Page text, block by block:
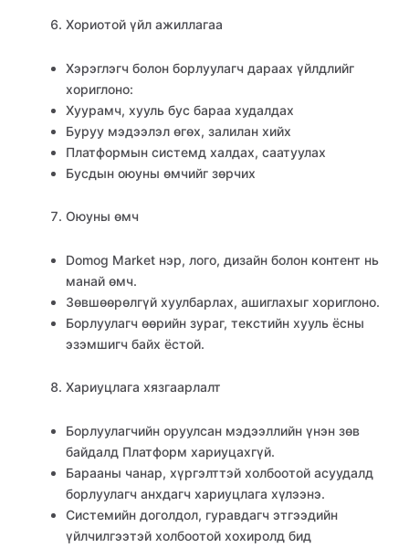
Хориотой үйл ажиллагаа
Хэрэглэгч болон борлуулагч дараах үйлдлийг
хориглоно:
Хуурамч, хууль бус бараа худалдах
Буруу мэдээлэл өгөх, залилан хийх
Платформын системд халдах, саатуулах
Бусдын оюуны өмчийг зөрчих
Оюуны өмч
Domog Market нэр, лого, дизайн болон контент нь
манай өмч.
Зөвшөөрөлгүй хуулбарлах, ашиглахыг хориглоно.
Борлуулагч өөрийн зураг, текстийн хууль ёсны
эзэмшигч байх ёстой.
Хариуцлага хязгаарлалт
Борлуулагчийн оруулсан мэдээллийн үнэн зөв
байдалд Платформ хариуцахгүй.
Барааны чанар, хүргэлттэй холбоотой асуудалд
борлуулагч анхдагч хариуцлага хүлээнэ.
Системийн доголдол, гуравдагч этгээдийн
үйлчилгээтэй холбоотой хохиролд бид